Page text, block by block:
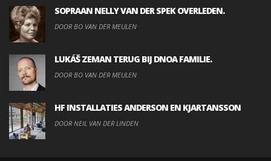
SOPRAAN NELLY VAN DER SPEK OVERLEDEN.
DOOR BO VAN DER MEULEN
LUKÁŠ ZEMAN TERUG BIJ DNOA FAMILIE.
DOOR BO VAN DER MEULEN
HF INSTALLATIES ANDERSON EN KJARTANSSON
DOOR NEIL VAN DER LINDEN